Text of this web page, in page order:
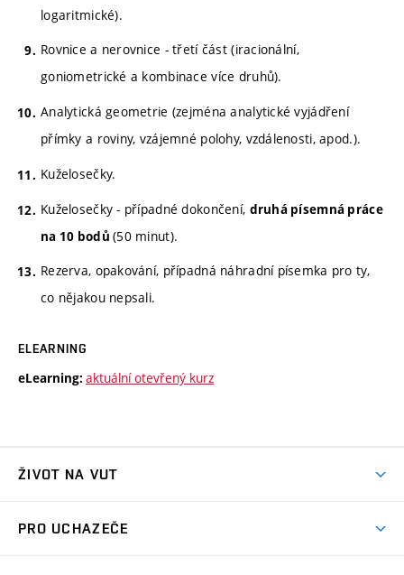
logaritmické).
Rovnice a nerovnice - třetí část (iracionální,
goniometrické a kombinace více druhů).
Analytická geometrie (zejména analytické vyjádření
přímky a roviny, vzájemné polohy, vzdálenosti, apod.).
Kuželosečky.
Kuželosečky - případné dokončení, druhá písemná práce
na 10 bodů(50 minut).
Rezerva, opakování, případná náhradní písemka pro ty,
co nějakou nepsali.
ELEARNING
eLearning: aktuální otevřený kurz
ŽIVOT NA VUT
PRO UCHAZEČE